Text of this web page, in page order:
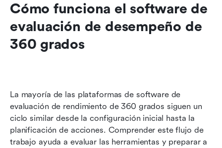
Cómo funciona el software de
evaluación de desempeño de
360 grados
La mayoría de las plataformas de software de
evaluación de rendimiento de 360 grados siguen un
ciclo similar desde la configuración inicial hasta la
planificación de acciones. Comprender este flujo de
trabajo ayuda a evaluar las herramientas y preparar a